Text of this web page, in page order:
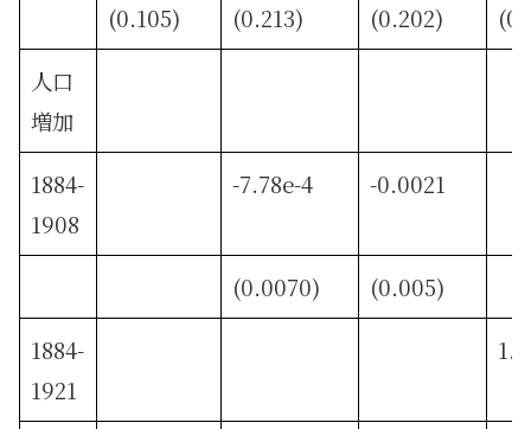
(0.105) (0.213) (0.202)
人口
増加
1884-
1908
-7.78e-4 -0.0021
(0.0070) (0.005)
1884-
1921